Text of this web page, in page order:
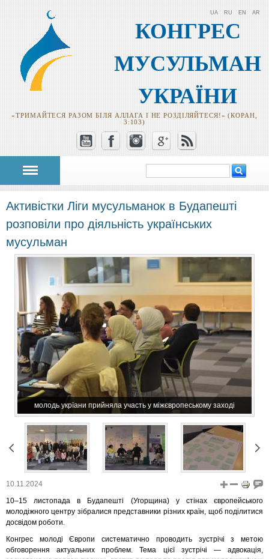
КОНГРЕС
МУСУЛЬМАН
УКРАЇНИ
«ТРИМАЙТЕСЯ РАЗОМ БІЛЯ АЛЛАГА І НЕ РОЗДІЛЯЙТЕСЯ!» (КОРАН,
3:103)
UA RU EN AR
Пошукова
форма
Активістки Ліги мусульманок в Будапешті
розповіли про діяльність українських
мусульман
молодь укрїани прийняла участь у міжєвропеському заході
10.11.2024
10–15 листопада в Будапешті (Угорщина) у стінах європейського
молодіжного центру зібралися представники різних країн, щоб поділитися
досвідом роботи.
Конгрес молоді Європи систематично проводить зустрічі з метою
обговорення актуальних проблем. Тема цієї зустрічі — адвокація,